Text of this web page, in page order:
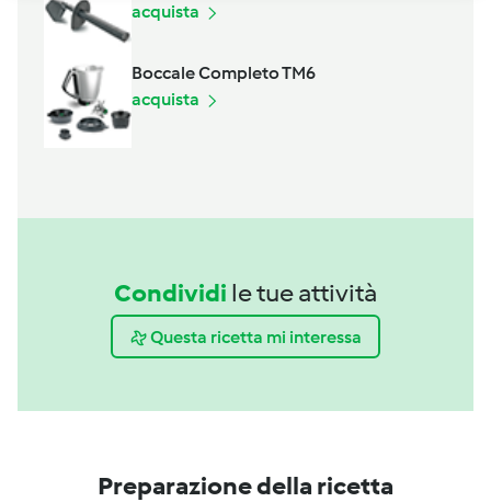
acquista
Boccale Completo TM6
acquista
Condividi le tue attività
Questa ricetta mi interessa
Preparazione della ricetta